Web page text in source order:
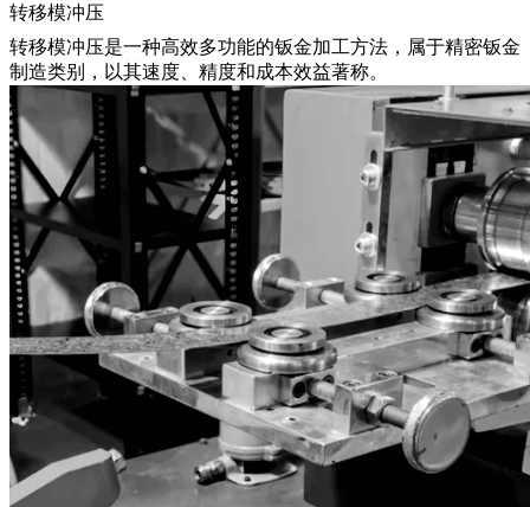
转移模冲压
转移模冲压是一种高效多功能的钣金加工方法，属于精密钣金
制造类别，以其速度、精度和成本效益著称。